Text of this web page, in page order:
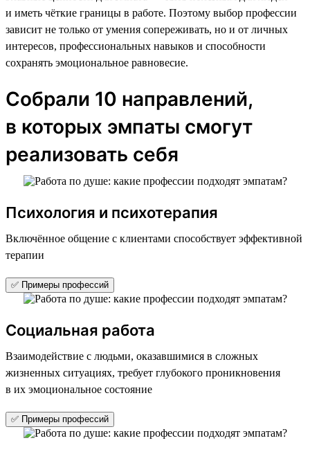
и иметь чёткие границы в работе. Поэтому выбор профессии
зависит не только от умения сопереживать, но и от личных
интересов, профессиональных навыков и способности
сохранять эмоциональное равновесие.
Собрали 10 направлений,
в которых эмпаты смогут
реализовать себя
Психология и психотерапия
Включённое общение с клиентами способствует эффективной
терапии
✅ Примеры профессий
Социальная работа
Взаимодействие с людьми, оказавшимися в сложных
жизненных ситуациях, требует глубокого проникновения
в их эмоциональное состояние
✅ Примеры профессий